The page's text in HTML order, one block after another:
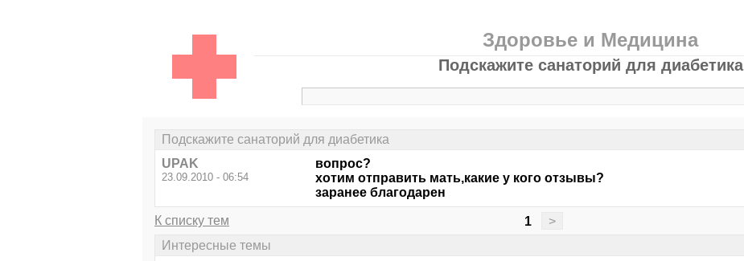
Здоровье и Медицина
Подскажите санаторий для диабетика
Подскажите санаторий для диабетика
UPAK
23.09.2010 - 06:54
вопрос?
хотим отправить мать,какие у кого отзывы?
заранее благодарен
К списку тем 1 >
Интересные темы